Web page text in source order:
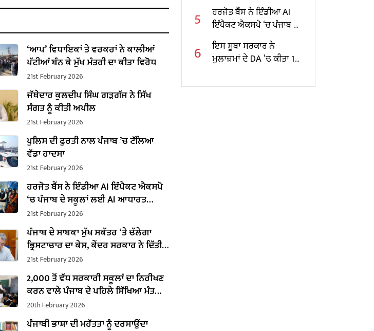
‘ਆਪ’ ਵਿਧਾਇਕਾਂ ਤੇ ਵਰਕਰਾਂ ਨੇ ਕਾਲੀਆਂ
ਪੱਟੀਆਂ ਬੰਨ ਕੇ ਮੁੱਖ ਮੰਤਰੀ ਦਾ ਕੀਤਾ ਵਿਰੋਧ
21st February 2026
ਜੱਥੇਦਾਰ ਕੁਲਦੀਪ ਸਿੰਘ ਗੜਗੱਜ ਨੇ ਸਿੱਖ
ਸੰਗਤ ਨੂੰ ਕੀਤੀ ਅਪੀਲ
21st February 2026
ਪੁਲਿਸ ਦੀ ਫੁਰਤੀ ਨਾਲ ਪੰਜਾਬ ’ਚ ਟੱਲਿਆ
ਵੱਡਾ ਹਾਦਸਾ
21st February 2026
ਹਰਜੋਤ ਬੈਂਸ ਨੇ ਇੰਡੀਆ AI ਇੰਪੈਕਟ ਐਕਸਪੋ
‘ਚ ਪੰਜਾਬ ਦੇ ਸਕੂਲਾਂ ਲਈ AI ਆਧਾਰਤ
ਸੰਭਾਵਨਾਵਾਂ ਨੂੰ ਤਲਾਸ਼ਿਆ
21st February 2026
ਪੰਜਾਬ ਦੇ ਸਾਬਕਾ ਮੁੱਖ ਸਕੱਤਰ ‘ਤੇ ਚੱਲੇਗਾ
ਭ੍ਰਿਸ਼ਟਾਚਾਰ ਦਾ ਕੇਸ, ਕੇਂਦਰ ਸਰਕਾਰ ਨੇ ਦਿੱਤੀ
ਪ੍ਰਵਾਨਗੀ
21st February 2026
2,000 ਤੋਂ ਵੱਧ ਸਰਕਾਰੀ ਸਕੂਲਾਂ ਦਾ ਨਿਰੀਖਣ
ਕਰਨ ਵਾਲੇ ਪੰਜਾਬ ਦੇ ਪਹਿਲੇ ਸਿੱਖਿਆ ਮੰਤਰੀ
ਬਣੇ ਹਰਜੋਤ ਸਿੰਘ ਬੈਂਸ
20th February 2026
ਪੰਜਾਬੀ ਭਾਸ਼ਾ ਦੀ ਮਹੱਤਤਾ ਨੂੰ ਦਰਸਾਉਂਦਾ
5
ਹਰਜੋਤ ਬੈਂਸ ਨੇ ਇੰਡੀਆ AI
ਇੰਪੈਕਟ ਐਕਸਪੋ ‘ਚ ਪੰਜਾਬ ਦੇ
ਸਕੂਲਾਂ ਲਈ AI ਆਧਾਰਤ
ਸੰਭਾਵਨਾਵਾਂ ਨੂੰ ਤਲਾਸ਼ਿਆ
6
ਇਸ ਸੂਬਾ ਸਰਕਾਰ ਨੇ
ਮੁਲਾਜ਼ਮਾਂ ਦੇ DA ’ਚ ਕੀਤਾ 10